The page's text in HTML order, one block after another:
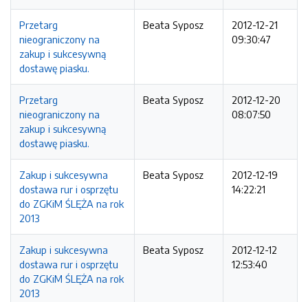
Przetarg
nieograniczony na
zakup i sukcesywną
dostawę piasku.
Beata Syposz
2012-12-21
09:30:47
Przetarg
nieograniczony na
zakup i sukcesywną
dostawę piasku.
Beata Syposz
2012-12-20
08:07:50
Zakup i sukcesywna
dostawa rur i osprzętu
do ZGKiM ŚLĘŻA na rok
2013
Beata Syposz
2012-12-19
14:22:21
Zakup i sukcesywna
dostawa rur i osprzętu
do ZGKiM ŚLĘŻA na rok
2013
Beata Syposz
2012-12-12
12:53:40